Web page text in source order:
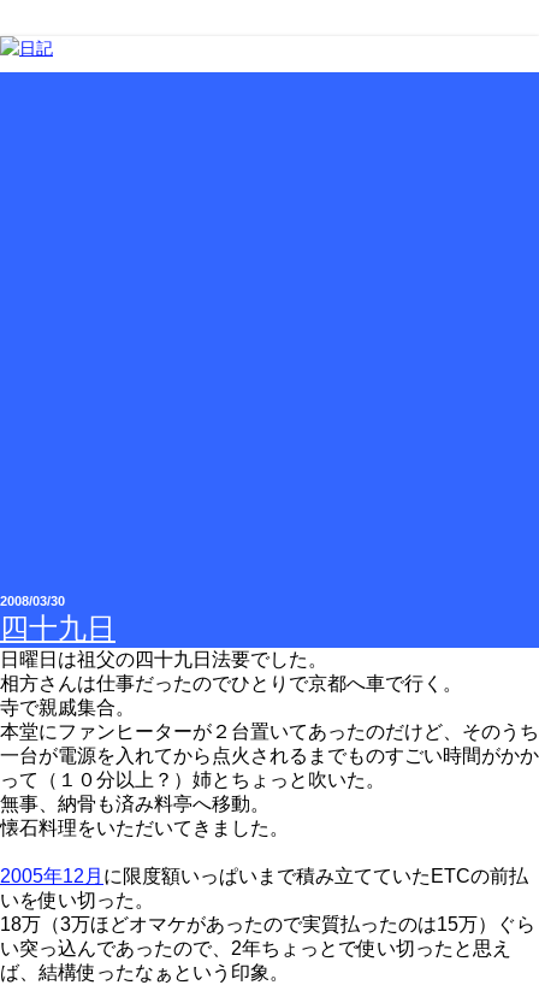
2008/03/30
四十九日
日曜日は祖父の四十九日法要でした。
相方さんは仕事だったのでひとりで京都へ車で行く。
寺で親戚集合。
本堂にファンヒーターが２台置いてあったのだけど、そのうち
一台が電源を入れてから点火されるまでものすごい時間がかか
って（１０分以上？）姉とちょっと吹いた。
無事、納骨も済み料亭へ移動。
懐石料理をいただいてきました。
2005年12月 に限度額いっぱいまで積み立てていたETCの前払
いを使い切った。
18万（3万ほどオマケがあったので実質払ったのは15万）ぐら
い突っ込んであったので、2年ちょっとで使い切ったと思え
ば、結構使ったなぁという印象。